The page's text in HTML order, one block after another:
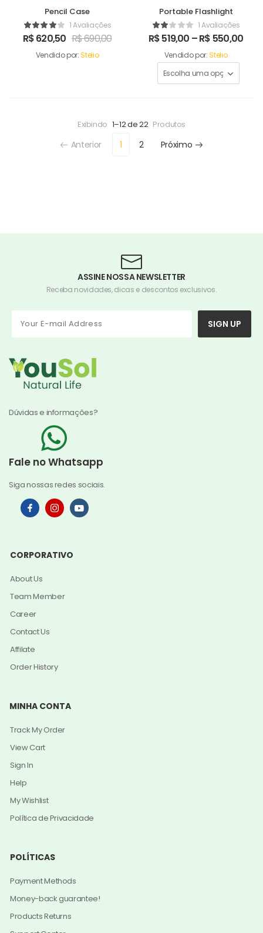
Pencil Case
1 Avaliações
R$620,50 R$690,00
Vendido por:Stelio
Portable Flashlight
1 Avaliações
R$519,00 –R$ 550,00
Vendido por:Stelio
Exibindo 1–12 de 22 Produtos
Anterior 1 2 Próximo
ASSINE NOSSA NEWSLETTER
Receba novidades, dicas e descontos exclusivos.
SIGN UP
Dúvidas e informações?
Fale no Whatsapp
Siga nossas redes sociais.
CORPORATIVO
About Us
Team Member
Career
Contact Us
Affilate
Order History
MINHA CONTA
Track My Order
View Cart
Sign In
Help
My Wishlist
Política de Privacidade
POLÍTICAS
Payment Methods
Money-back guarantee!
Products Returns